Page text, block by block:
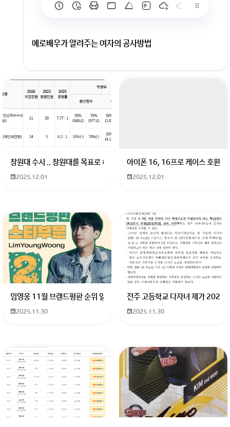
에로배우가 알려주는 여자의 공사방법
회원가입 혹은 광고 [X]를 누르면 내용이 보입니다
창원대 수시 .. 창원대를 목표로 하고 있는 09년생입니다 지금 제 내신이 5
2025.12.01
아이폰 16, 16프로 케이스 호환
2025.12.01
임영웅 11월 브랜드평판 순위 알고싶어요 임영웅 11월 브랜드평판에서
2025.11.30
전주 고등학교 다자녀 제가 2027
2025.11.30